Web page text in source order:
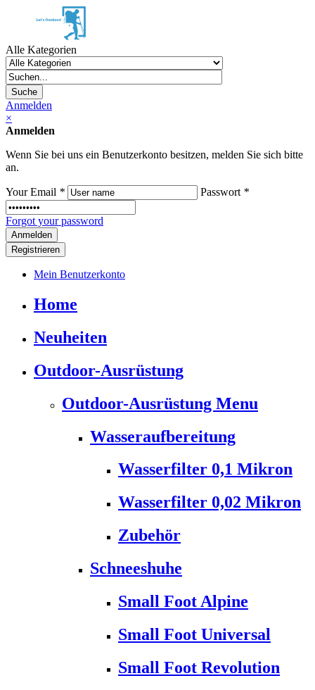
Alle Kategorien
Suche
Anmelden
×
Anmelden
Wenn Sie bei uns ein Benutzerkonto besitzen, melden Sie sich bitte
an.
Your Email * Passwort *
Forgot your password
Registrieren
Mein Benutzerkonto
Home
Neuheiten
Outdoor-Ausrüstung
Outdoor-Ausrüstung Menu
Wasseraufbereitung
Wasserfilter 0,1 Mikron
Wasserfilter 0,02 Mikron
Zubehör
Schneeshuhe
Small Foot Alpine
Small Foot Universal
Small Foot Revolution